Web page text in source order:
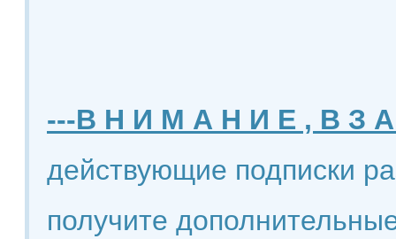
---В Н И М А Н И Е , В З
действующие подписки
получите